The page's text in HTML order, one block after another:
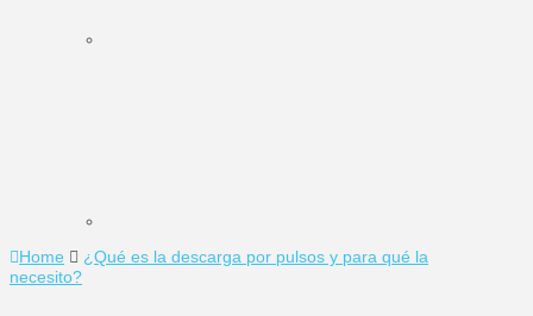
Home
¿Qué es la descarga por pulsos y para qué la
necesito?